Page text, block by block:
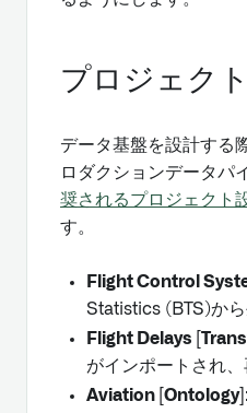
プロジェク
データ基盤を設計する
ロダクションデータパ
奨されるプロジェクト
す。
Flight Control
Statistics (BTS)から
Flight Delays
がインポートされ
Aviation